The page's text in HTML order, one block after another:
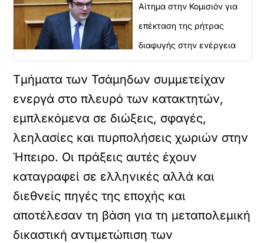
Αίτημα στην Κομισιόν για
επέκταση της ρήτρας
διαφυγής στην ενέργεια
Τμήματα των Τσάμηδων συμμετείχαν
ενεργά στο πλευρό των κατακτητών,
εμπλεκόμενα σε διώξεις, σφαγές,
λεηλασίες και πυρπολήσεις χωριών στην
Ήπειρο. Οι πράξεις αυτές έχουν
καταγραφεί σε ελληνικές αλλά και
διεθνείς πηγές της εποχής και
αποτέλεσαν τη βάση για τη μεταπολεμική
δικαστική αντιμετώπιση των